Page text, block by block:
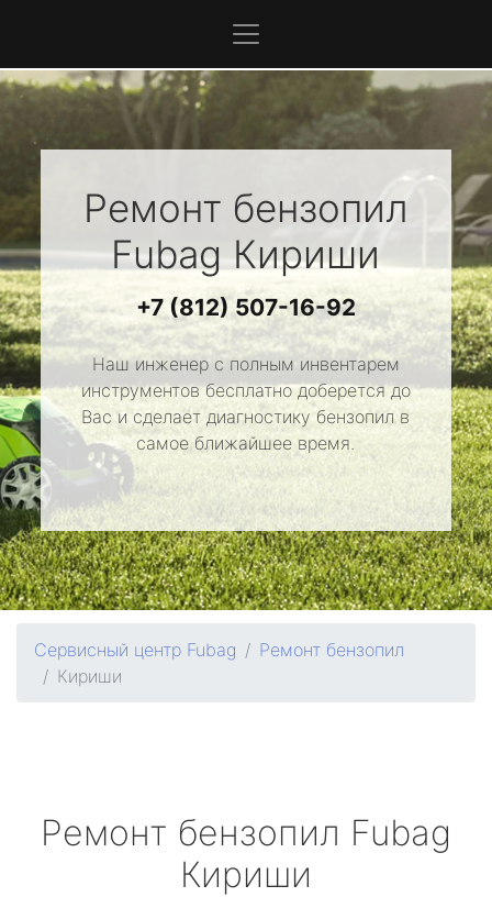
Ремонт бензопил
FubagКириши
+7 (812) 507-16-92
Наш инженер с полным инвентарем
инструментов бесплатно доберется до
Вас и сделает диагностику бензопил в
самое ближайшее время.
Сервисный центр Fubag
Ремонт бензопил
Кириши
Ремонт бензопил Fubag
Кириши